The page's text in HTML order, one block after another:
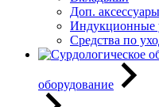
Доп. аксессуары
Индукционные
Средства по
оборудование